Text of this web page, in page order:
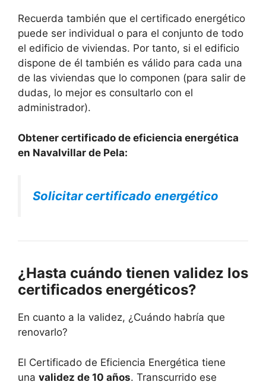
Recuerda también que el certificado energético
puede ser individual o para el conjunto de todo
el edificio de viviendas. Por tanto, si el edificio
dispone de él también es válido para cada una
de las viviendas que lo componen (para salir de
dudas, lo mejor es consultarlo con el
administrador).
Obtener certificado de eficiencia energética
en Navalvillar de Pela:
Solicitar certificado energético
¿Hasta cuándo tienen validez los
certificados energéticos?
En cuanto a la validez, ¿Cuándo habría que
renovarlo?
El Certificado de Eficiencia Energética tiene
una validez de 10 años. Transcurrido ese